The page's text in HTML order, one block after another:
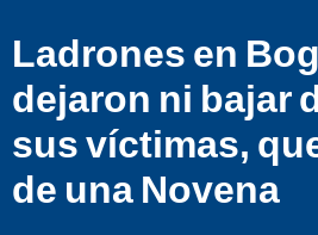
Ladrones en
dejaron ni bajar
sus víctimas,
de una Novena